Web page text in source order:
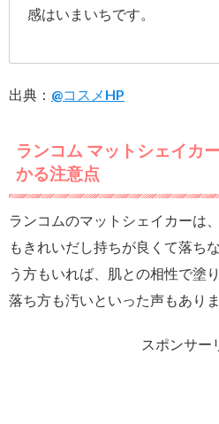
感はいまいちです。
出典： @コスメHP
ランコム マットシェイカ
かる注意点
ランコムのマットシェイカーは
もきれいだし持ちが良くて落ち
う方もいれば、肌との相性で塗
落ち方も汚いといった声もありま
スポンサー